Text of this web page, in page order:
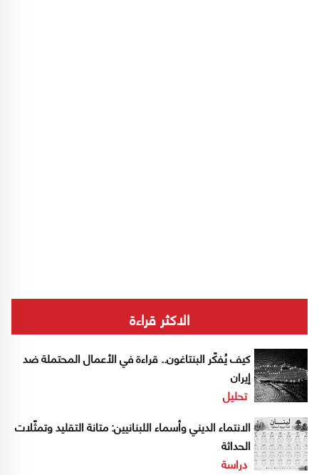
الاكثر قراءة
كيف يُفكّر البنتاغون.. قراءة في الأعمال المحتملة ضد
إيران
تحليل
الانتماء الديني وأسماء اللبنانيين: متانة التقليد وتمثّلات
الحداثة
دراسة